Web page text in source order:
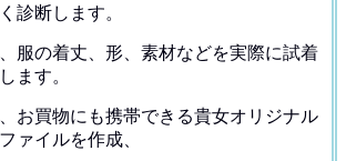
診断します。
服の着丈、形、素材などを実際に試着
ます。
お買物にも携帯できる貴女オリジナル
ァイルを作成、